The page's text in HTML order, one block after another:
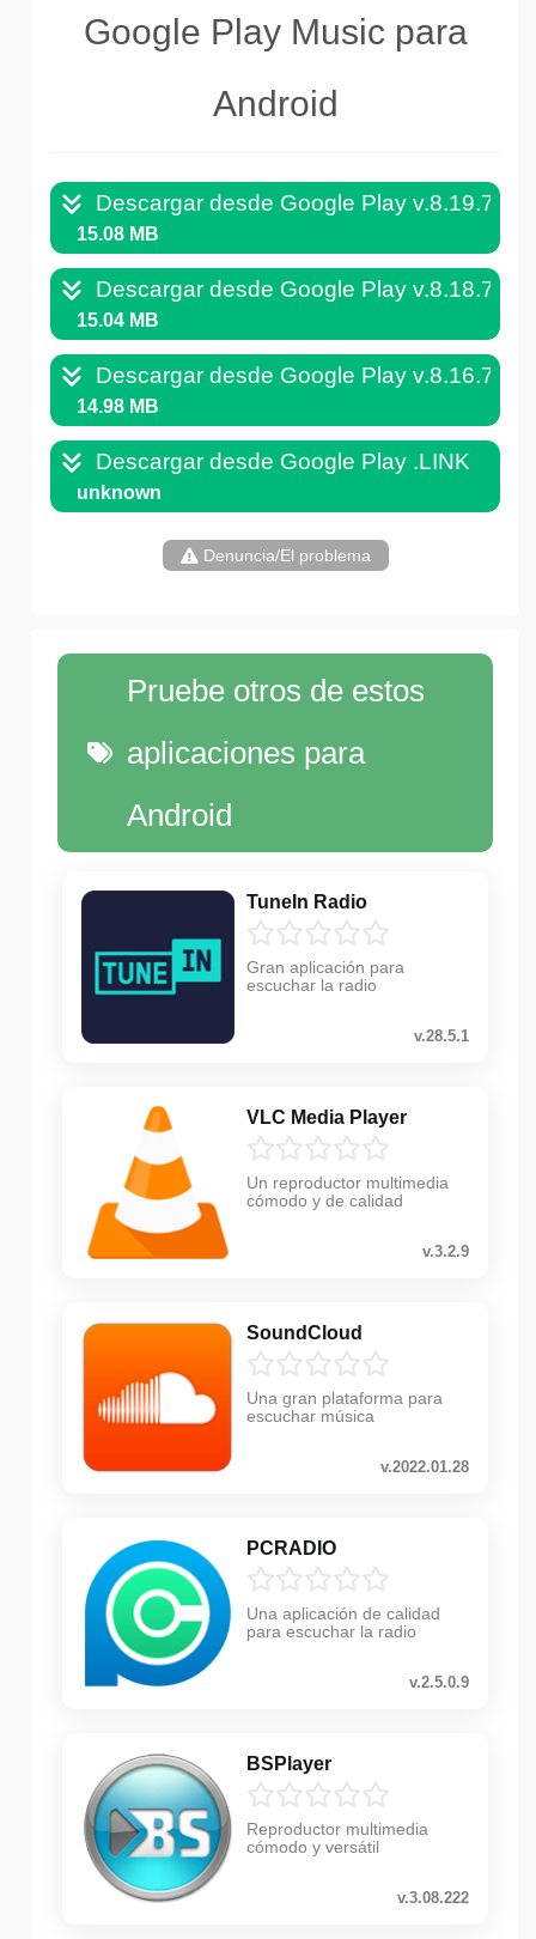
Google Play Music para
Android
Descargar desde Google Play
15.08 MB
Descargar desde Google Play
15.04 MB
Descargar desde Google Play
14.98 MB
Descargar desde Google Play .LINK
unknown
Denuncia/El problema
Pruebe otros de estos
aplicaciones para
Android
TuneIn Radio
Gran aplicación para
escuchar la radio
v.28.5.1
VLC Media Player
Un reproductor multimedia
cómodo y de calidad
v.3.2.9
SoundCloud
Una gran plataforma para
escuchar música
v.2022.01.28
PCRADIO
Una aplicación de calidad
para escuchar la radio
v.2.5.0.9
BSPlayer
Reproductor multimedia
cómodo y versátil
v.3.08.222